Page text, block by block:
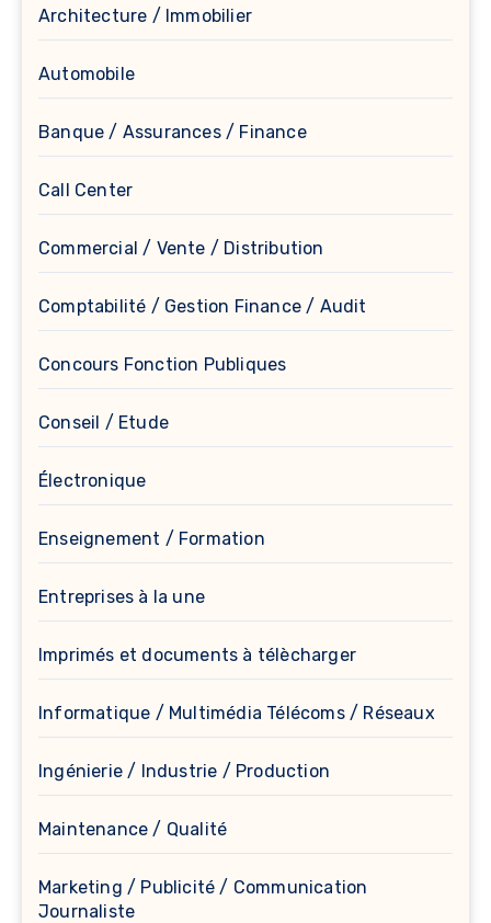
Architecture / Immobilier
Automobile
Banque / Assurances / Finance
Call Center
Commercial / Vente / Distribution
Comptabilité / Gestion Finance / Audit
Concours Fonction Publiques
Conseil / Etude
Électronique
Enseignement / Formation
Entreprises à la une
Imprimés et documents à télècharger
Informatique / Multimédia Télécoms / Réseaux
Ingénierie / Industrie / Production
Maintenance / Qualité
Marketing / Publicité / Communication
Journaliste